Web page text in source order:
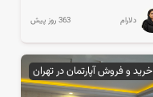
دلارام 363 روز پیش
خرید و فروش آپارتمان در تهران